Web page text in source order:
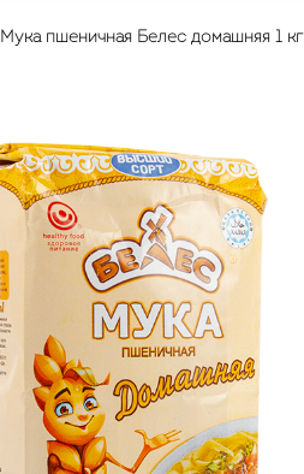
Мука пшеничная Белес домашняя 1 кг